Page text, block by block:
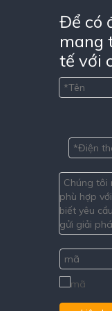
Để có
mang
tế với